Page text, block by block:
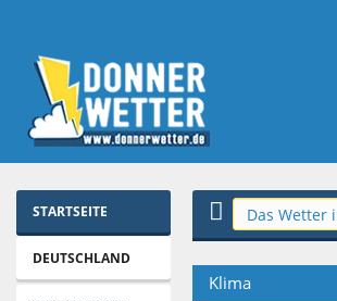
STARTSEITE
DEUTSCHLAND
Klima